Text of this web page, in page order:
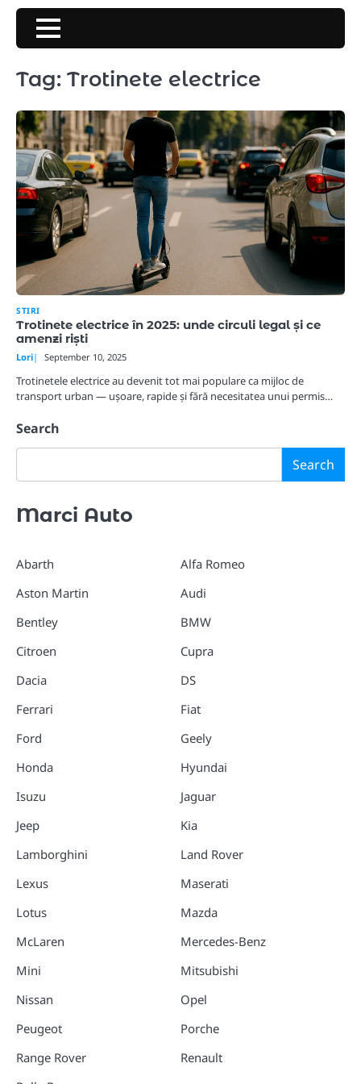
Skip
content
Tag: Trotinete electrice
STIRI
Trotinete electrice în 2025: unde circuli legal și ce
amenzi riști
Lori September 10, 2025
Trotinetele electrice au devenit tot mai populare ca mijloc de
transport urban — ușoare, rapide și fără necesitatea unui permis…
Search
Search
Marci Auto
Abarth
Aston Martin
Bentley
Citroen
Dacia
Ferrari
Ford
Honda
Isuzu
Jeep
Lamborghini
Lexus
Lotus
McLaren
Mini
Nissan
Peugeot
Range Rover
Alfa Romeo
Audi
BMW
Cupra
DS
Fiat
Geely
Hyundai
Jaguar
Kia
Land Rover
Maserati
Mazda
Mercedes-Benz
Mitsubishi
Opel
Porche
Renault